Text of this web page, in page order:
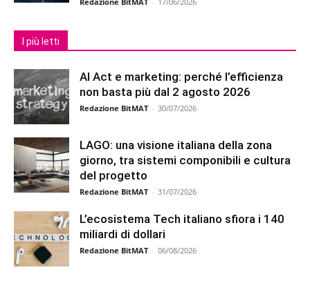
I più letti
AI Act e marketing: perché l’efficienza
non basta più dal 2 agosto 2026
Redazione BitMAT - 30/07/2026
LAGO: una visione italiana della zona
giorno, tra sistemi componibili e cultura
del progetto
Redazione BitMAT - 31/07/2026
L’ecosistema Tech italiano sfiora i 140
miliardi di dollari
Redazione BitMAT - 06/08/2026